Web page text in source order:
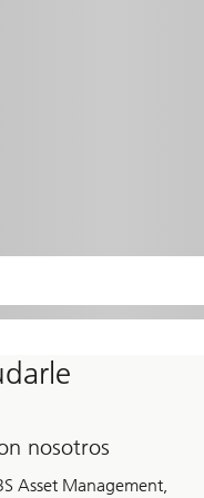
nosotros
Asset Management,